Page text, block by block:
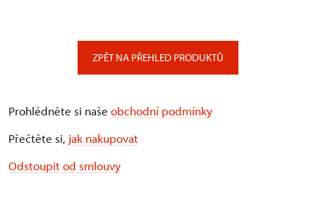
ZPĚT NA PŘEHLED PRODUKTŮ
Prohlédněte si naše obchodní podmínky
Přečtěte si, jak nakupovat
Odstoupit od smlouvy